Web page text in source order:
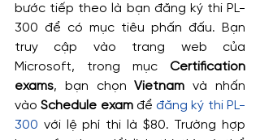
bước tiếp theo là bạn đăng ký thi PL-
300 để có mục tiêu phấn đấu. Bạn
truy cập vào trang web của
Microsoft, trong mục Certification
exams, bạn chọn Vietnam và nhấn
vào Schedule exam để đăng ký thi PL-
300 với lệ phí thi là $80. Trường hợp